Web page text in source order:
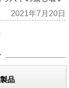
2021年7月20日
品